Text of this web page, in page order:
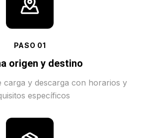
PASO 01
origen y destino
carga y descarga con horarios y
específicos